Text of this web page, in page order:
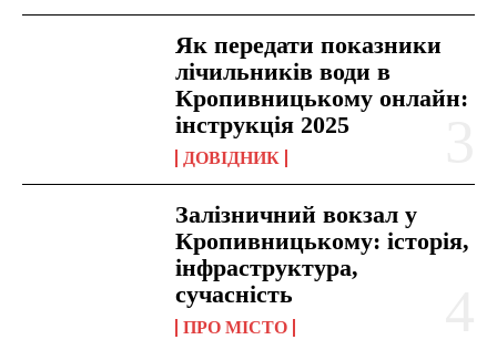
Як передати показники
лічильників води в
Кропивницькому онлайн:
інструкція 2025
ДОВІДНИК
Залізничний вокзал у
Кропивницькому: історія,
інфраструктура,
сучасність
ПРО МІСТО